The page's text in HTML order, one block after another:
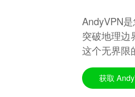
AndyVPN
突破地理边
这个无界限
获取